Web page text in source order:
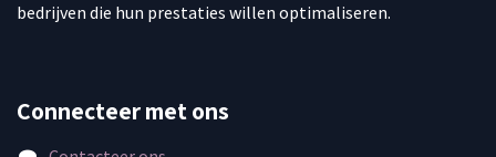
bedrijven die hun prestaties willen optimaliseren.
Connecteer met ons